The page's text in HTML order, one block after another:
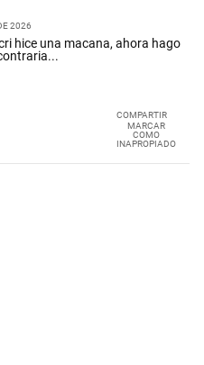
2026
hice una macana, ahora hago
COMPARTIR
MARCAR
COMO
INAPROPIADO